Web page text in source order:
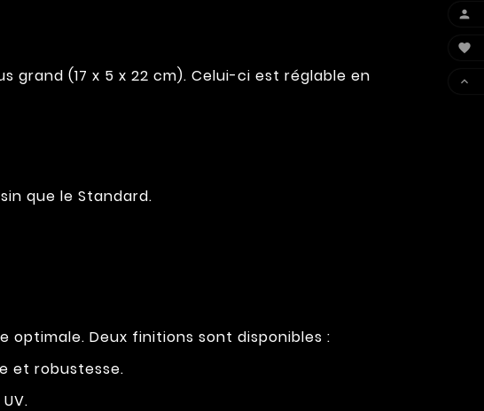
grand (17 x 5 x 22 cm). Celui-ci est réglable en
que le Standard.
optimale. Deux finitions sont disponibles :
et robustesse.


